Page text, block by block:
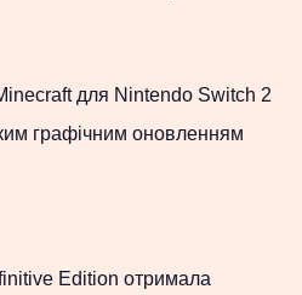
для Nintendo Switch 2
графічним оновленням
Edition отримала